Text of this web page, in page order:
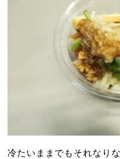
冷たいままでもそれなり